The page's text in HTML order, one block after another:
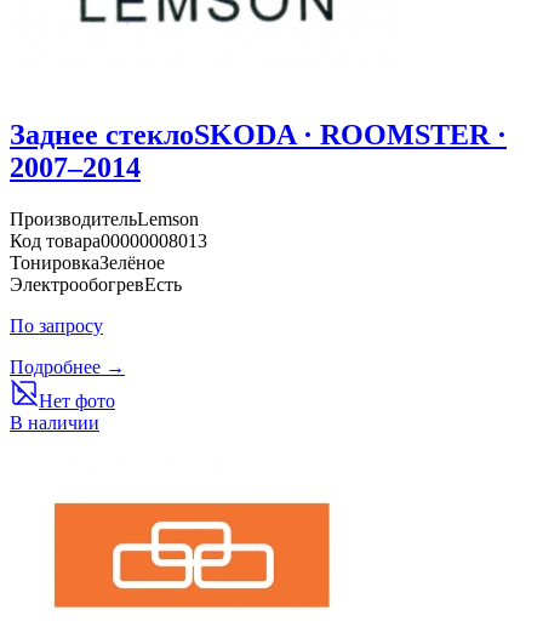
Заднее стеклоSKODA · ROOMSTER ·
2007–2014
ПроизводительLemson
Код товара00000008013
ТонировкаЗелёное
ЭлектрообогревЕсть
По запросу
Подробнее →
Нет фото
В наличии